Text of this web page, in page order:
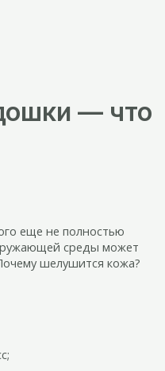
— что
еще не полностью
среды может
шелушится кожа?